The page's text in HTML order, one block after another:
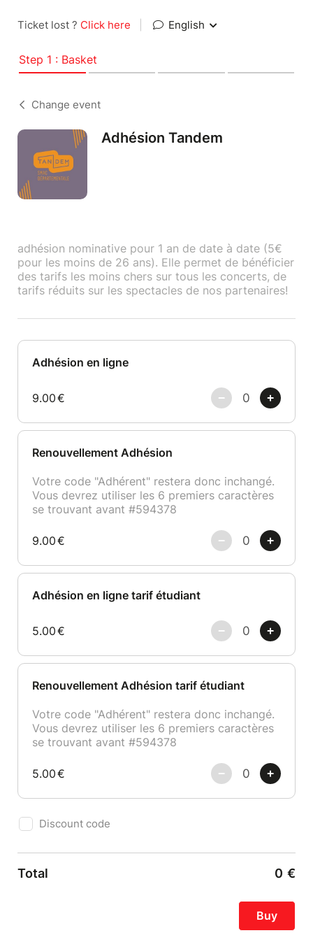
Ticket lost ? Click here English
Step 1 : Basket
Change event
Adhésion Tandem
adhésion nominative pour 1 an de date à date (5€
pour les moins de 26 ans). Elle permet de bénéficier
des tarifs les moins chers sur tous les concerts, de
tarifs réduits sur les spectacles de nos partenaires!
Adhésion en ligne
9.00€
Renouvellement Adhésion
Votre code "Adhérent" restera donc inchangé.
Vous devrez utiliser les 6 premiers caractères
se trouvant avant #594378
9.00€
Adhésion en ligne tarif étudiant
5.00€
Renouvellement Adhésion tarif étudiant
Votre code "Adhérent" restera donc inchangé.
Vous devrez utiliser les 6 premiers caractères
se trouvant avant #594378
5.00€
Discount code
Total 0 €